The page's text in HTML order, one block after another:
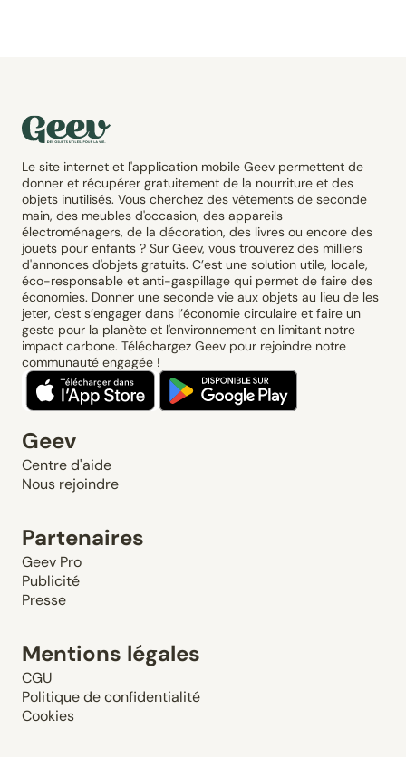
Le site internet et l'application mobile Geev permettent de
donner et récupérer gratuitement de la nourriture et des
objets inutilisés. Vous cherchez des vêtements de seconde
main, des meubles d'occasion, des appareils
électroménagers, de la décoration, des livres ou encore des
jouets pour enfants ? Sur Geev, vous trouverez des milliers
d'annonces d'objets gratuits. C’est une solution utile, locale,
éco-responsable et anti-gaspillage qui permet de faire des
économies. Donner une seconde vie aux objets au lieu de les
jeter, c'est s’engager dans l’économie circulaire et faire un
geste pour la planète et l'environnement en limitant notre
impact carbone. Téléchargez Geev pour rejoindre notre
communauté engagée !
Geev
Centre d'aide
Nous rejoindre
Partenaires
Geev Pro
Publicité
Presse
Mentions légales
CGU
Politique de confidentialité
Cookies